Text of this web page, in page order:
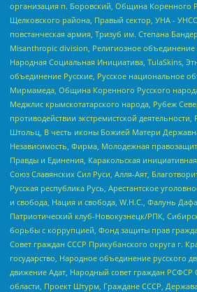
организация п. Боровский, Община Коренного
Щелковского района, Правый сектор, УНА -
повстанческая армия, Тризуб им. Степана
Misanthropic division, Религиозное объединение
Народная Социальная Инициатива, TulaSkins,
объединение Русские, Русское национальное
Мирмамеда, Община Коренного Русского
Меджлис крымскотатарского народа, Рубеж
противодействии экстремистской
Штольц, В честь иконы Божией Матери
Независимость, Фирма, Молодежная
Правды и Единения, Каракольская
Союз Славянских Сил Руси, Алля-Аят,
Русская республика Русь, Арестантское
и свобода, Нация и свобода, W.H.С., Фалунь
Патриотический клуб-Новокузнецк/РПК,
борьбы с коррупцией, Фонд защиты прав
Совет граждан СССР Прикубанского округа г.
государство, Народное объединение русского
движение Адат, Народный совет граждан РСФСР
области, Проект Штурм, Граждане СССР,